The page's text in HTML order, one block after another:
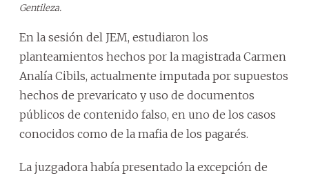
Gentileza.
En la sesión del JEM, estudiaron los
planteamientos hechos por la magistrada Carmen
Analía Cibils, actualmente imputada por supuestos
hechos de prevaricato y uso de documentos
públicos de contenido falso, en uno de los casos
conocidos como de la mafia de los pagarés.
La juzgadora había presentado la excepción de